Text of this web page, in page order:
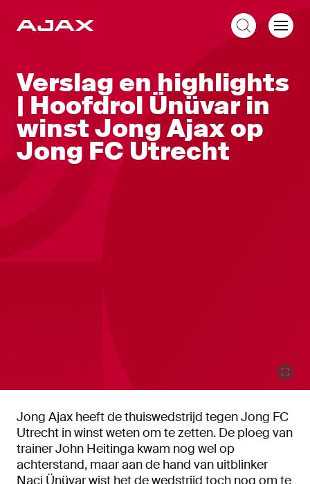
Verslag en highlights
| Hoofdrol Ünüvar in
winst Jong Ajax op
Jong FC Utrecht
Jong Ajax heeft de thuiswedstrijd tegen Jong FC
Utrecht in winst weten om te zetten. De ploeg van
trainer John Heitinga kwam nog wel op
achterstand, maar aan de hand van uitblinker